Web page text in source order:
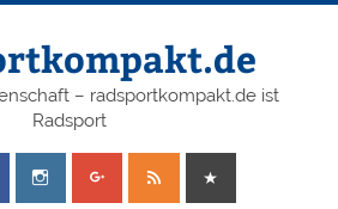
– radsportkompakt.de ist
Radsport